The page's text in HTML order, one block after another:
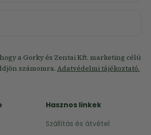
a Gorky és Zentai Kft. marketing célú
számomra. Adatvédelmi tájékoztató.
Hasznos linkek
Szállítás és átvétel